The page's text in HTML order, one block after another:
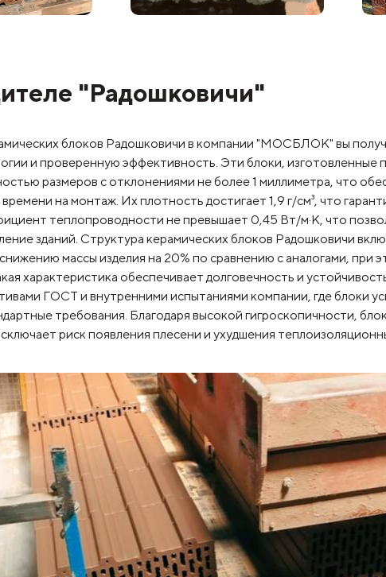
"Радошковичи"
блоков Радошковичи в компании "МОСБЛОК" вы
и проверенную эффективность. Эти блоки, изготовленные
размеров с отклонениями не более 1 миллиметра, что
на монтаж. Их плотность достигает 1,9 г/см³, что
теплопроводности не превышает 0,45 Вт/м·К, что
зданий. Структура керамических блоков Радошковичи
массы изделия на 20% по сравнению с аналогами, при
характеристика обеспечивает долговечность и
ГОСТ и внутренними испытаниями компании, где блоки
требования. Благодаря высокой гигроскопичности,
риск появления плесени и ухудшения